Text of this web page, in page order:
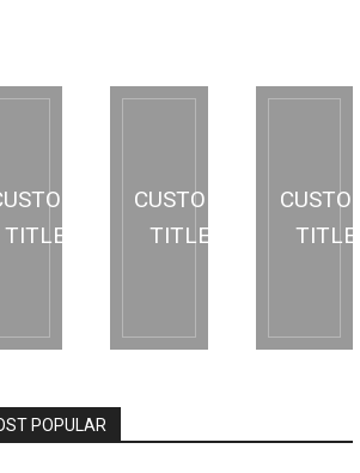
TITLE
CUSTOM
TITLE
CUSTOM
TITLE
POPULAR